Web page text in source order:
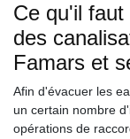
Ce qu'il
des
Famars et
Afin d'évacuer les
un certain nombre
opérations de